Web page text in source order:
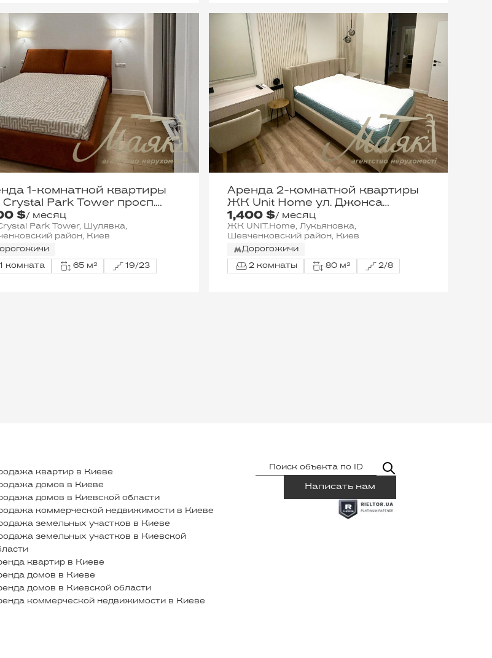
$/ месяц
1-комнатной квартиры
Park Tower просп.
42А,
район
Park Tower, Шулявка,
район, Киев
1 комната 65 м² 19/23
1,400 $/ месяц
Аренда 2-комнатной квартиры
ЖК Unit Home ул. Джонса
Гарета, 12
ЖК UNIT.Home, Лукьяновка,
Шевченковский район, Киев
Дорогожичи
2 комнаты 80 м² 2/8
квартир в Киеве
домов в Киеве
домов в Киевской области
коммерческой недвижимости в Киеве
земельных участков в Киеве
земельных участков в Киевской
квартир в Киеве
домов в Киеве
домов в Киевской области
коммерческой недвижимости в Киеве
Написать нам